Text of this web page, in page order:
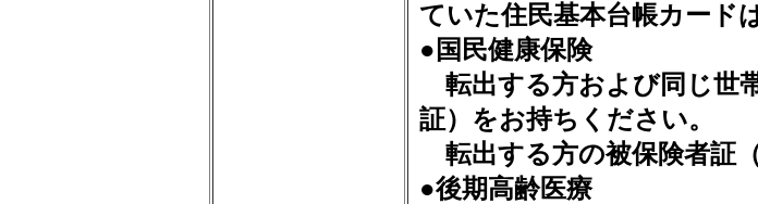
ていた住民基本台帳カード
●国民健康保険
転出する方および同じ世
証）をお持ちください。
転出する方の被保険者証
●後期高齢医療